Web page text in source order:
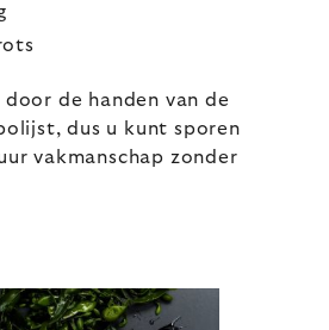
de handen van de
dus u kunt sporen
vakmanschap zonder